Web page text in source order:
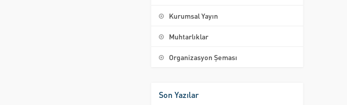
Kurumsal Yayın
Muhtarlıklar
Organizasyon Şeması
Son Yazılar